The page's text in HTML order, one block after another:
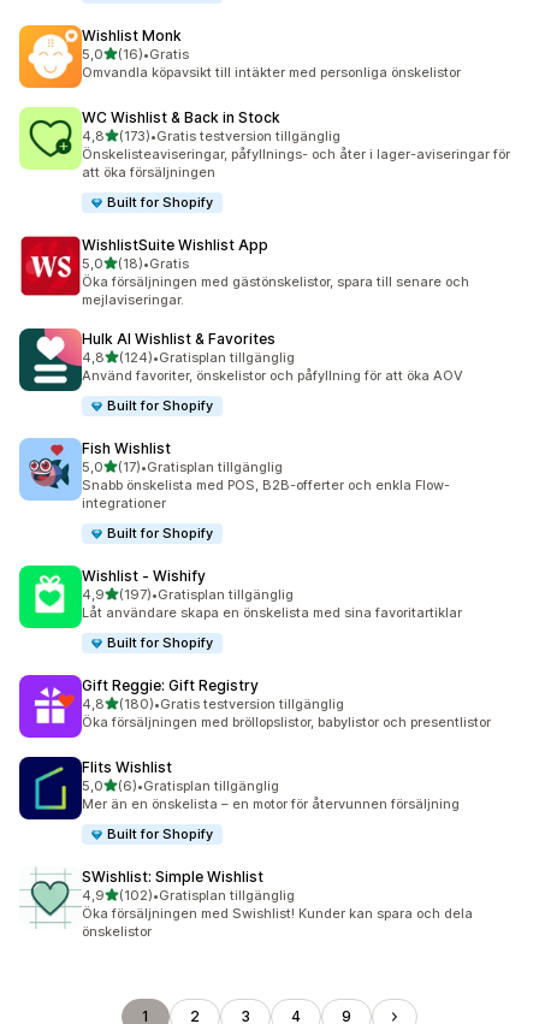
Wishlist Monk
5,0av 5 stjärnor
(16)
16 recensioner totalt
•Gratis
Omvandla köpavsikt till intäkter med personliga önskelistor
WC Wishlist & Back in Stock
4,8av 5 stjärnor
(173)
173 recensioner totalt
•Gratis testversion tillgänglig
Önskelisteaviseringar, påfyllnings- och åter i lager-aviseringar för
att öka försäljningen
Built for Shopify
WishlistSuite Wishlist App
5,0av 5 stjärnor
(18)
18 recensioner totalt
•Gratis
Öka försäljningen med gästönskelistor, spara till senare och
mejlaviseringar.
Hulk AI Wishlist & Favorites
4,8av 5 stjärnor
(124)
124 recensioner totalt
•Gratisplan tillgänglig
Använd favoriter, önskelistor och påfyllning för att öka AOV
Built for Shopify
Fish Wishlist
5,0av 5 stjärnor
(17)
17 recensioner totalt
•Gratisplan tillgänglig
Snabb önskelista med POS, B2B-offerter och enkla Flow-
integrationer
Built for Shopify
Wishlist ‑ Wishify
4,9av 5 stjärnor
(197)
197 recensioner totalt
•Gratisplan tillgänglig
Låt användare skapa en önskelista med sina favoritartiklar
Built for Shopify
Gift Reggie: Gift Registry
4,8av 5 stjärnor
(180)
180 recensioner totalt
•Gratis testversion tillgänglig
Öka försäljningen med bröllopslistor, babylistor och presentlistor
Flits Wishlist
5,0av 5 stjärnor
(6)
6 recensioner totalt
•Gratisplan tillgänglig
Mer än en önskelista – en motor för återvunnen försäljning
Built for Shopify
SWishlist: Simple Wishlist
4,9av 5 stjärnor
(102)
102 recensioner totalt
•Gratisplan tillgänglig
Öka försäljningen med Swishlist! Kunder kan spara och dela
önskelistor
1 2 3 4 9